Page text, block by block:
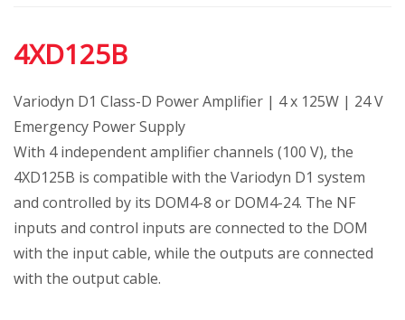
4XD125B
Variodyn D1 Class-D Power Amplifier | 4 x 125W | 24 V
Emergency Power Supply
With 4 independent amplifier channels (100 V), the
4XD125B is compatible with the Variodyn D1 system
and controlled by its DOM4-8 or DOM4-24. The NF
inputs and control inputs are connected to the DOM
with the input cable, while the outputs are connected
with the output cable.